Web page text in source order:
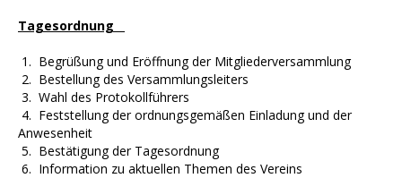
Tagesordnung
1. Begrüßung und Eröffnung der Mitgliederversammlung
2. Bestellung des Versammlungsleiters
3. Wahl des Protokollführers
4. Feststellung der ordnungsgemäßen Einladung und der
Anwesenheit
5. Bestätigung der Tagesordnung
6. Information zu aktuellen Themen des Vereins